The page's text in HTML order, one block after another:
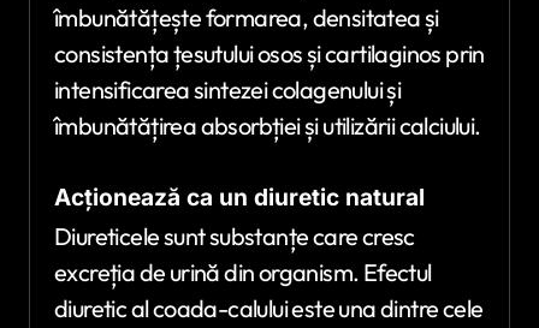
îmbunătățește formarea, densitatea și
consistența țesutului osos și cartilaginos prin
intensificarea sintezei colagenului și
îmbunătățirea absorbției și utilizării calciului.
Acționează ca un diuretic natural
Diureticele sunt substanțe care cresc
excreția de urină din organism. Efectul
diuretic al coada-calului este una dintre cele